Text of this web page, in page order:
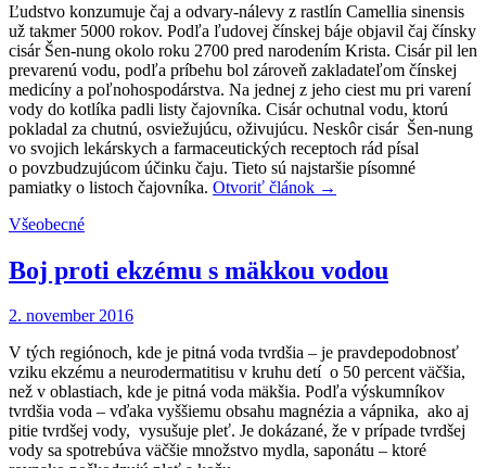
Ľudstvo konzumuje čaj a odvary-nálevy z rastlín Camellia sinensis
už takmer 5000 rokov. Podľa ľudovej čínskej báje objavil čaj čínsky
cisár Šen-nung okolo roku 2700 pred narodením Krista. Cisár pil len
prevarenú vodu, podľa príbehu bol zároveň zakladateľom čínskej
medicíny a poľnohospodárstva. Na jednej z jeho ciest mu pri varení
vody do kotlíka padli listy čajovníka. Cisár ochutnal vodu, ktorú
pokladal za chutnú, osviežujúcu, oživujúcu. Neskôr cisár Šen-nung
vo svojich lekárskych a farmaceutických receptoch rád písal
o povzbudzujúcom účinku čaju. Tieto sú najstaršie písomné
pamiatky o listoch čajovníka. Otvoriť článok →
Všeobecné
Boj proti ekzému s mäkkou vodou
2. november 2016
V tých regiónoch, kde je pitná voda tvrdšia – je pravdepodobnosť
vziku ekzému a neurodermatitisu v kruhu detí o 50 percent väčšia,
než v oblastiach, kde je pitná voda mäkšia. Podľa výskumníkov
tvrdšia voda – vďaka vyššiemu obsahu magnézia a vápnika, ako aj
pitie tvrdšej vody, vysušuje pleť. Je dokázané, že v prípade tvrdšej
vody sa spotrebúva väčšie množstvo mydla, saponátu – ktoré